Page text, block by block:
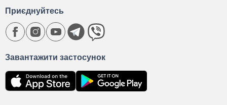
Завантажити застосунок
Приєднуйтесь